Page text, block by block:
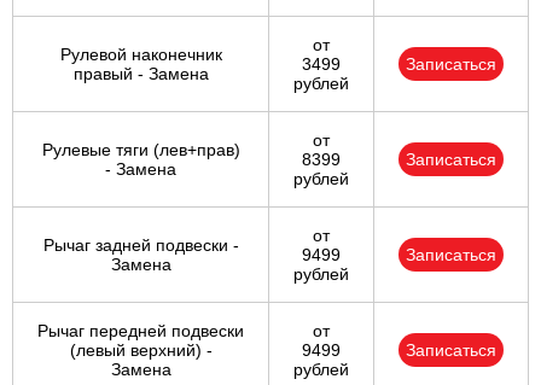
Рулевой наконечник
правый - Замена
от
3499
рублей
Записаться
Рулевые тяги (лев+прав)
- Замена
от
8399
рублей
Записаться
Рычаг задней подвески -
Замена
от
9499
рублей
Записаться
Рычаг передней подвески
(левый верхний) -
Замена
от
9499
рублей
Записаться